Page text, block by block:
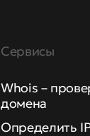
Сервисы
Whois –
домена
Определить